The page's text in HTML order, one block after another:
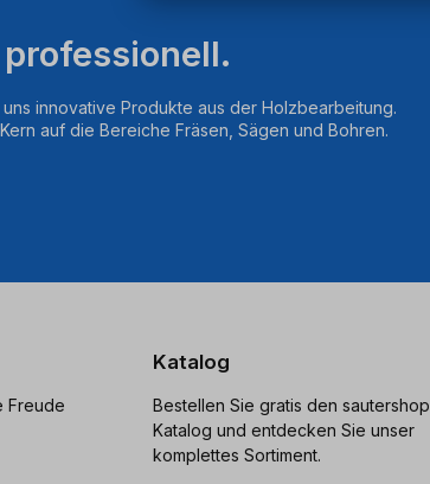
innovative Produkte aus der Holzbearbeitung.
auf die Bereiche Fräsen, Sägen und Bohren.
Freude
Katalog
Bestellen Sie gratis den sautershop
Katalog und entdecken Sie unser
komplettes Sortiment.